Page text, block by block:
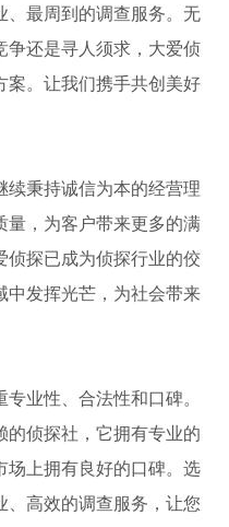
、最周到的调查服务。无
争还是寻人须求，大爱侦
案。让我们携手共创美好
续秉持诚信为本的经营理
量，为客户带来更多的满
侦探已成为侦探行业的佼
中发挥光芒，为社会带来
业性、合法性和口碑。
的侦探社，它拥有专业的
场上拥有良好的口碑。选
、高效的调查服务，让您